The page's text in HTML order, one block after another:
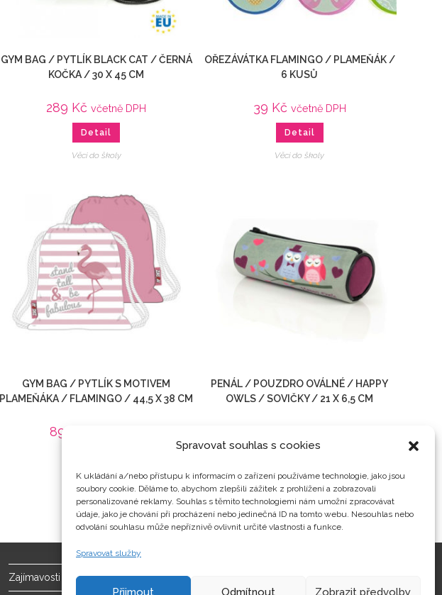
Spravovat souhlas s cookies
K ukládání a/nebo přístupu k informacím o zařízení používáme technologie, jako jsou
soubory cookie. Děláme to, abychom zlepšili zážitek z prohlížení a zobrazovali
personalizované reklamy. Souhlas s těmito technologiemi nám umožní zpracovávat
údaje, jako je chování při procházení nebo jedinečná ID na tomto webu. Nesouhlas nebo
odvolání souhlasu může nepříznivě ovlivnit určité vlastnosti a funkce.
Spravovat služby
Přijmout Odmítnout Zobrazit předvolby
GYM BAG / PYTLÍK BLACK CAT / ČERNÁ
KOČKA / 30 X 45 CM
289 Kč včetně DPH
Detail
Věci do školy
OŘEZÁVÁTKA FLAMINGO / PLAMEŇÁK /
6 KUSŮ
39 Kč včetně DPH
Detail
Věci do školy
GYM BAG / PYTLÍK S MOTIVEM
PLAMEŇÁKA / FLAMINGO / 44,5 X 38 CM
89
Věci do školy
PENÁL / POUZDRO OVÁLNÉ / HAPPY
OWLS / SOVIČKY / 21 X 6,5 CM
Věci do školy
Zajímavosti